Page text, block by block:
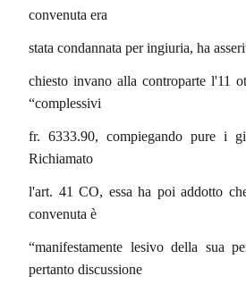
convenuta era
stata condannata per ingiuria, ha
chiesto invano alla controparte l'11
“complessivi
fr. 6333.90, compiegando pure i
Richiamato
l'art. 41 CO, essa ha poi addotto
convenuta è
“manifestamente lesivo della sua
pertanto discussione